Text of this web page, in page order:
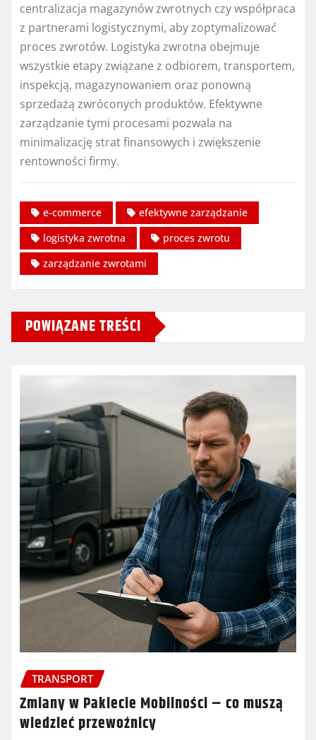
centralizacja magazynów zwrotnych czy współpraca
z partnerami logistycznymi, aby zoptymalizować
proces zwrotów. Logistyka zwrotna obejmuje
wszystkie etapy związane z odbiorem, transportem,
inspekcją, magazynowaniem oraz ponowną
sprzedażą zwróconych produktów. Efektywne
zarządzanie tymi procesami pozwala na
minimalizację strat finansowych i zwiększenie
rentowności firmy.
e-commerce
efektywne zarządzanie
logistyka zwrotna
proces zwrotu
zarządzanie zwrotami
POWIĄZANE TREŚCI
TRANSPORT
Zmiany w Pakiecie Mobilności – co muszą
wiedzieć przewoźnicy